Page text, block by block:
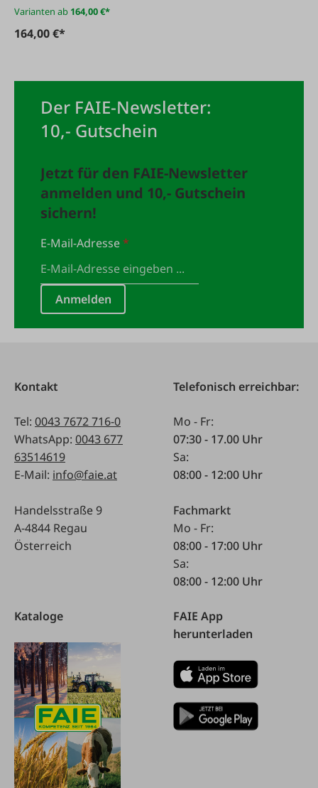
Manometeranschlu
Varianten ab 164,00 €*
164,00 €*
Der FAIE-Newsletter:
10,- Gutschein
Jetzt für den FAIE-Newsletter
anmelden und 10,- Gutschein
sichern!
E-Mail-Adresse*
Anmelden
Kontakt
Tel: 0043 7672 716-0
WhatsApp: 0043 677
63514619
E-Mail: info@faie.at
Handelsstraße 9
A-4844 Regau
Österreich
Telefonisch erreichbar:
Mo - Fr:
07:30 - 17.00 Uhr
Sa:
08:00 - 12:00 Uhr
Fachmarkt
Mo - Fr:
08:00 - 17:00 Uhr
Sa:
08:00 - 12:00 Uhr
Kataloge
FAIE App
herunterladen